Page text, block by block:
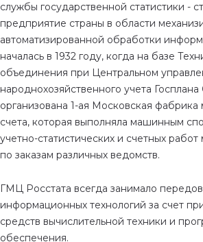
службы государственной статистики -
предприятие страны в области
автоматизированной обработки
началась в 1932 году, когда на базе
объединения при Центральном
народнохозяйственного учета
организована 1-ая Московская фабрика
счета, которая выполняла машинным
учетно-статистических и счетных работ
по заказам различных ведомств.
ГМЦ Росстата всегда занимало
информационных технологий за счет
средств вычислительной техники и
обеспечения.